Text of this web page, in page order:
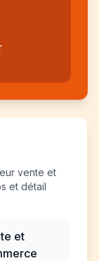
vente et
et détail
et